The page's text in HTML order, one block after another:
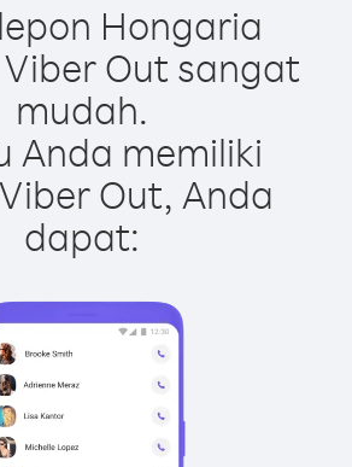
Hongaria
Out sangat
mudah.
Anda memiliki
Out, Anda
dapat: